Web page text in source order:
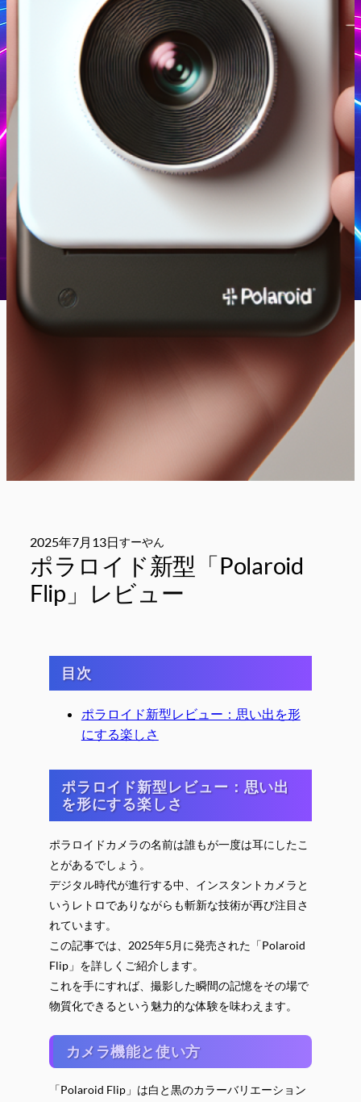
2025年7月13日すーやん
ポラロイド新型「Polaroid
Flip」レビュー
目次
ポラロイド新型レビュー：思い出を形
にする楽しさ
ポラロイド新型レビュー：思い出
を形にする楽しさ
ポラロイドカメラの名前は誰もが一度は耳にしたこ
とがあるでしょう。
デジタル時代が進行する中、インスタントカメラと
いうレトロでありながらも斬新な技術が再び注目さ
れています。
この記事では、2025年5月に発売された「Polaroid
Flip」を詳しくご紹介します。
これを手にすれば、撮影した瞬間の記憶をその場で
物質化できるという魅力的な体験を味わえます。
カメラ機能と使い方
「Polaroid Flip」は白と黒のカラーバリエーション